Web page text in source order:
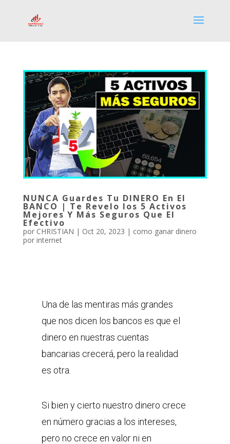
NUNCA Guardes Tu DINERO En El
BANCO | Te Revelo los 5 Activos
Mejores Y Más Seguros Que El
Efectivo
por CHRISTIAN | Oct 20, 2023 | como ganar dinero
por internet
Una de las mentiras más grandes
que nos dicen los bancos es que el
dinero en nuestras cuentas
bancarias crecerá, pero la realidad
es otra.
Si bien y cierto nuestro dinero crece
en número gracias a los intereses,
pero no crece en valor ni en